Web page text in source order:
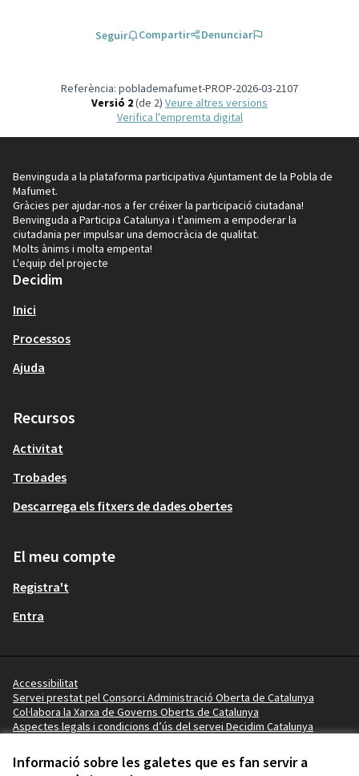
Informació sobre les galetes que es fan servir a
Seguir Compartir Denunciar
Referència: poblademafumet-PROP-2026-03-2107
Versió 2(de 2)
veure altres versions
Verifica l'empremta digital
Benvinguda a la plataforma participativa Ajuntament de la Pobla de
Mafumet.
Gràcies per ajudar-nos a fer créixer la participació ciutadana!
Benvinguda a Participa Catalunya i t'animem a empoderar la
ciutadania per impulsar una democràcia de qualitat.
Molts ànims i molta empenta!
L'equip del projecte
Decidim
Inici
Processos
Ajuda
Recursos
Activitat
Trobades
Descarrega els fitxers de dades obertes
El meu compte
Registra't
Entra
Accessibilitat
Servei prestat pel Consorci Administració Oberta de Catalunya
Col·labora la Xarxa de Governs Oberts de Catalunya
Aspectes legals i condicions d’ús del servei Decidim Catalunya
Termes i condicions
Configuració de les galetes